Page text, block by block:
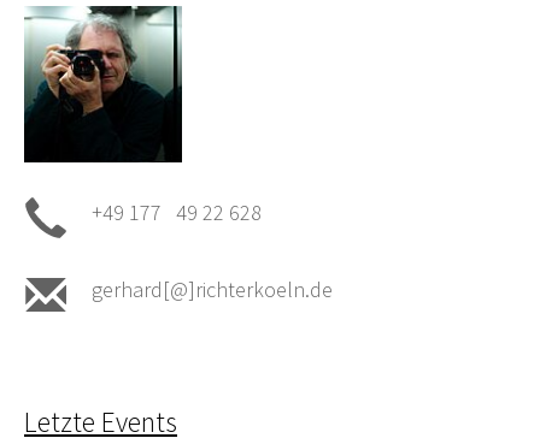
+49 177 49 22 628
gerhard[@]richterkoeln.de
Letzte Events